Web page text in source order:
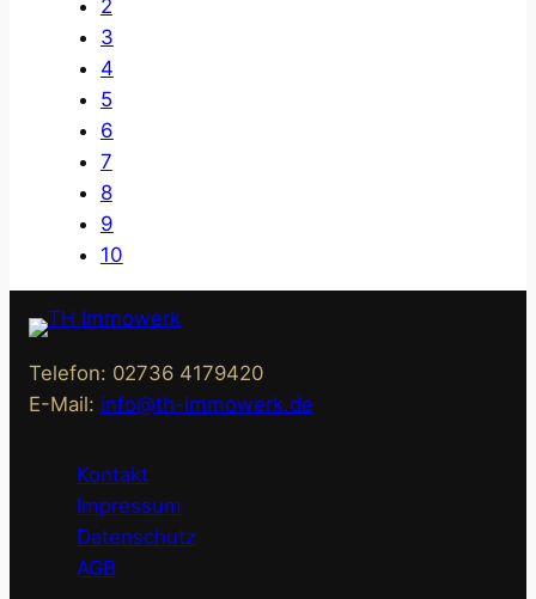
2
3
4
5
6
7
8
9
10
Telefon: 02736 4179420
E-Mail: info@th-immowerk.de
Kontakt
Impressum
Datenschutz
AGB